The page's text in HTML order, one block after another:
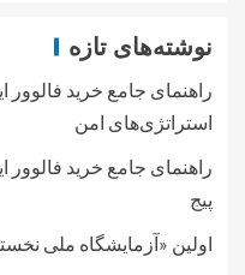
نوشته‌های تازه
راهنمای جامع خرید فالوور
استراتژی‌های امن
راهنمای جامع خرید فالوور
پیج
اولین «آزمایشگاه ملی